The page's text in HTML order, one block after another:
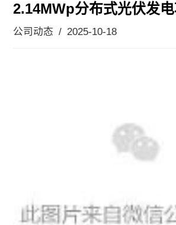
解决方案
联系我们
2.14MWp分布式光伏发
公司动态 / 2025-10-18